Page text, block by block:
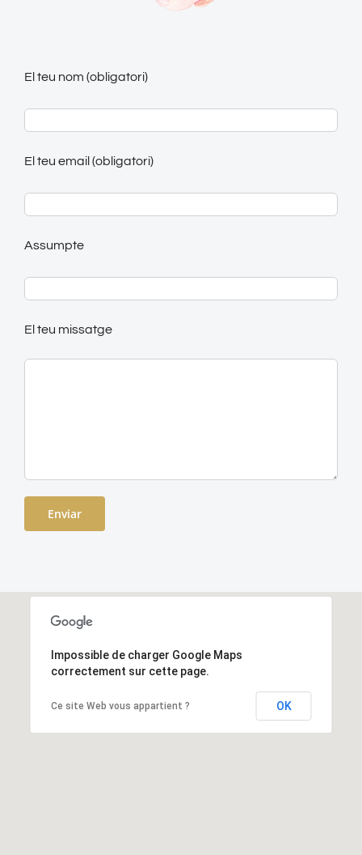
El teu nom (obligatori)
El teu email (obligatori)
Assumpte
El teu missatge
Impossible de charger Google Maps
correctement sur cette page.
Ce site Web vous appartient ? OK